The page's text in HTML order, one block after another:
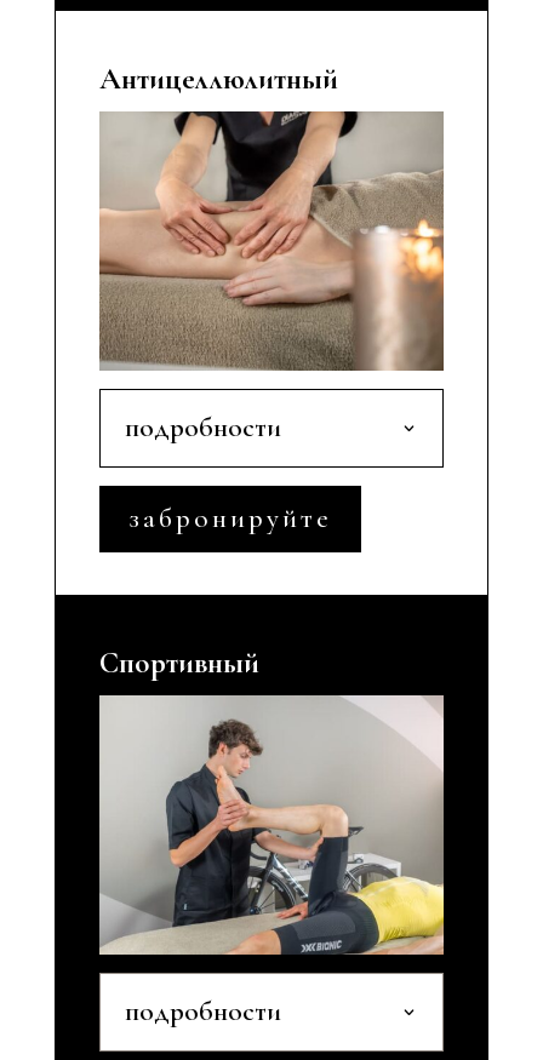
Антицеллюлитный
подробности
забронируйте
Спортивный
подробности